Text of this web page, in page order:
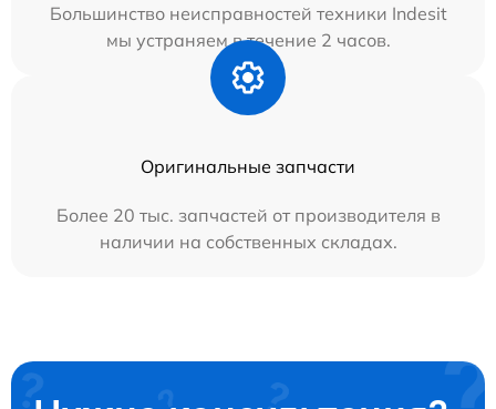
Большинство неисправностей техники Indesit
мы устраняем в течение 2 часов.
Оригинальные запчасти
Более 20 тыс. запчастей от производителя в
наличии на собственных складах.